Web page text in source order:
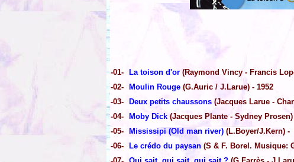
-01- La toison d'or(Raymond Vincy - Francis
-02-
Moulin Rouge (G.Auric / J.Larue) - 1952
-03-
Deux petits chaussons (Jacques Larue -
-04-
Moby Dick(Jacques Plante - Sydney Prosen)
-05-
Mississipi (Old man river)(L.Boyer/J.Kern) -
-06-
Le crédo du paysan (S & F. Borel. Musique: